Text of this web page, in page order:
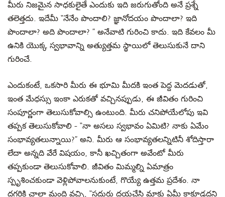
మీరు నిజమైన సాధకులైతే ఎందుకు ఇది జరుగుతోంది అనే ప్రశ్నే
తలెత్తదు. ఇదేమీ “నేనేం పొందాలి? జ్ఞానోదయం పొందాలా? ఇది
పొందాలా? అది పొందాలా? ” అనేవాటి గురించి కాదు. ఇది కేవలం మీ
ఉనికి యొక్క స్వభావాన్ని అత్యుత్తమ స్థాయిలో తెలుసుకునే దాని
గురించే.
ఎందుకంటే, ఒకసారి మీరు ఈ భూమి మీదకి ఇంత పెద్ద మెదడుతో,
ఇంత మేధస్సు ఇంకా ఎరుకతో వచ్చినప్పుడు, ఈ జీవితం గురించి
సంపూర్ణంగా తెలుసుకోవాల్సి ఉంటుంది. మీరు చనిపోయేలోపు ఇవి
తప్పక తెలుసుకోవాలి - “నా అసలు స్వభావం ఏమిటి? నాకు ఏమేం
సంభావ్యతలున్నాయి?” అని. మీరు ఆ సంభావ్యతలన్నిటినీ శోదిస్తారా
లేదా అన్నది వేరే విషయం, కానీ ఖచ్చితంగా అవేంటో మీరు
తప్పకుండా తెలుసుకోవాలి. జీవితం మిమ్మల్ని ఏమాత్రం
స్పృశించకుండా వెళ్లిపోవాలనుకుంటే, గొయ్యే ఉత్తమ ప్రదేశం. నా
దగ్గరికి చాలా మంది వచ్చి, “సద్గురు దయచేసి మాకు ఏమీ కాకూడదని